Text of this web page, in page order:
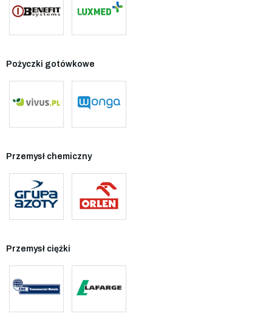
Pożyczki gotówkowe
Przemysł chemiczny
Przemysł ciężki